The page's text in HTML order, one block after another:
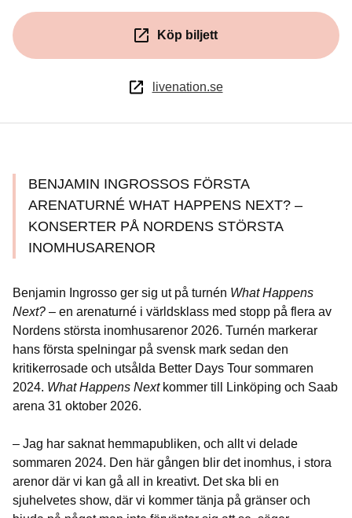
Köp biljett
(Öppnas i ett nytt fönster)
livenation.se
BENJAMIN INGROSSOS FÖRSTA
ARENATURNÉ WHAT HAPPENS NEXT? –
KONSERTER PÅ NORDENS STÖRSTA
INOMHUSARENOR
Benjamin Ingrosso ger sig ut på turnén What Happens
Next? – en arenaturné i världsklass med stopp på flera av
Nordens största inomhusarenor 2026. Turnén markerar
hans första spelningar på svensk mark sedan den
kritikerrosade och utsålda Better Days Tour sommaren
2024. What Happens Nextkommer till Linköping och Saab
arena 31 oktober 2026.
– Jag har saknat hemmapubliken, och allt vi delade
sommaren 2024. Den här gången blir det inomhus, i stora
arenor där vi kan gå all in kreativt. Det ska bli en
sjuhelvetes show, där vi kommer tänja på gränser och